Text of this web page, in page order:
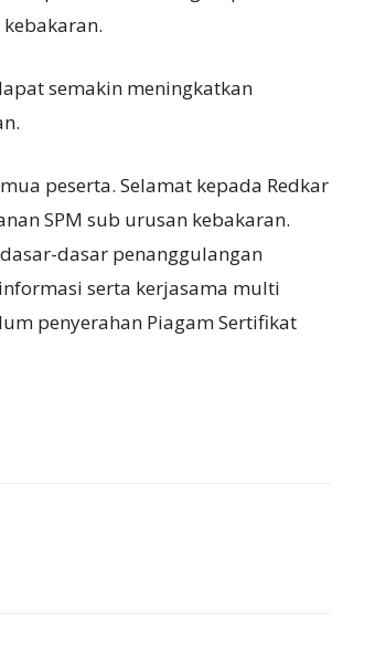
semakin meningkatkan
peserta. Selamat kepada Redkar
SPM sub urusan kebakaran.
dasar penanggulangan
serta kerjasama multi
penyerahan Piagam Sertifikat